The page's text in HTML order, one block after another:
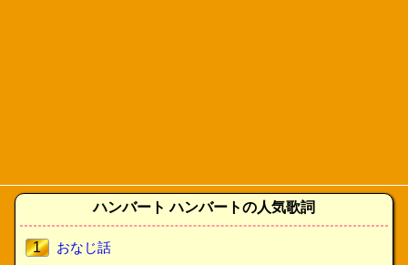
ハンバート ハンバートの人気歌詞
1
おなじ話